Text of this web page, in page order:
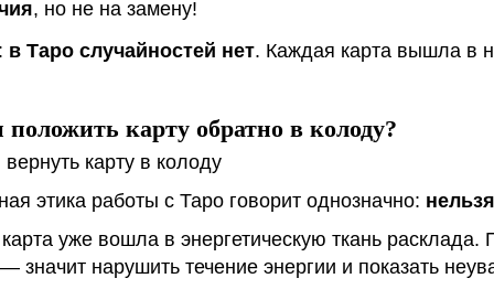
, но не на замену!
в Таро случайностей нет. Каждая карта вышла в
карту обратно в колоду?
этика работы с Таро говорит однозначно: нельзя
уже вошла в энергетическую ткань расклада.
значит нарушить течение энергии и показать